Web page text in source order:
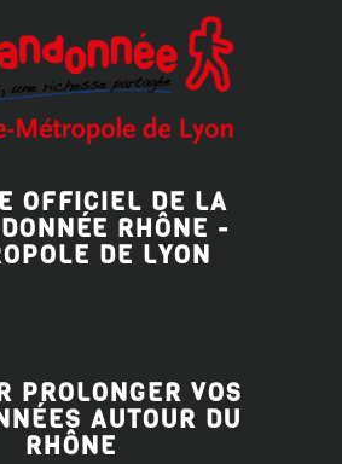
OFFICIEL DE LA
RHÔNE -
DE LYON
PROLONGER VOS
AUTOUR DU
RHÔNE